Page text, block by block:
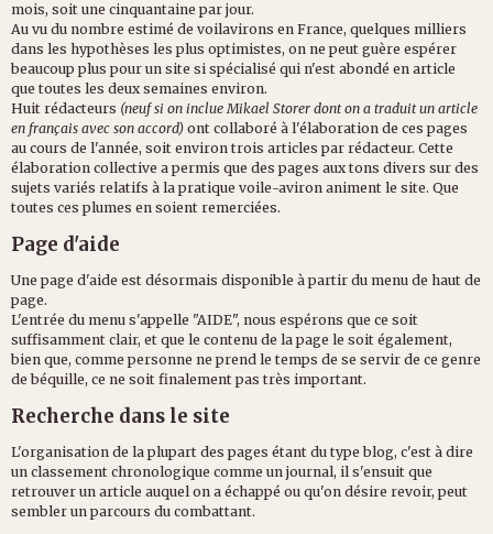
mois, soit une cinquantaine par jour.
Au vu du nombre estimé de voilavirons en France, quelques milliers
dans les hypothèses les plus optimistes, on ne peut guère espérer
beaucoup plus pour un site si spécialisé qui n'est abondé en article
que toutes les deux semaines environ.
Huit rédacteurs (neuf si on inclue Mikael Storer dont on a traduit un article
en français avec son accord) ont collaboré à l'élaboration de ces pages
au cours de l'année, soit environ trois articles par rédacteur. Cette
élaboration collective a permis que des pages aux tons divers sur des
sujets variés relatifs à la pratique voile-aviron animent le site. Que
toutes ces plumes en soient remerciées.
Page d'aide
Une page d'aide est désormais disponible à partir du menu de haut de
page.
L'entrée du menu s'appelle "AIDE", nous espérons que ce soit
suffisamment clair, et que le contenu de la page le soit également,
bien que, comme personne ne prend le temps de se servir de ce genre
de béquille, ce ne soit finalement pas très important.
Recherche dans le site
L'organisation de la plupart des pages étant du type blog, c'est à dire
un classement chronologique comme un journal, il s'ensuit que
retrouver un article auquel on a échappé ou qu'on désire revoir, peut
sembler un parcours du combattant.